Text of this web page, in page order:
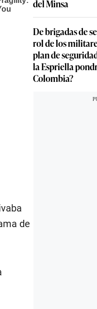
de
del Minsa
De brigadas de
rol de los
plan de
la Espriella
Colombia?